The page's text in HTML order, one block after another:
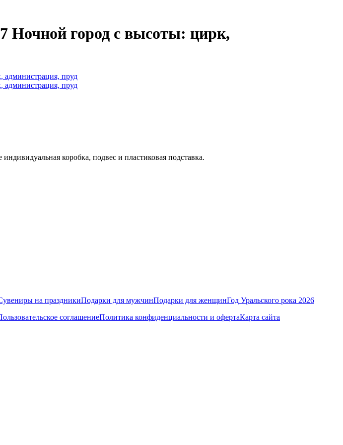
Ночной город с высоты: цирк,
коробка, подвес и пластиковая подставка.
на праздникиПодарки для мужчинПодарки для женщинГод Уральского рока 2026
соглашениеПолитика конфиденциальности и офертаКарта сайта